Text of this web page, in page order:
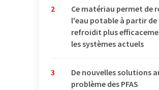
2
Ce matériau permet de
l'eau potable à partir de
refroidit plus
les systèmes actuels
3
De nouvelles solutions
problème des PFAS